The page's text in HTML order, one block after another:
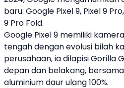
baru: Google Pixel 9, Pixel 9 Pro,
9 Pro Fold.
Google Pixel 9 memiliki
tengah dengan evolusi bilah
perusahaan, ia dilapisi Gorilla
depan dan belakang,
aluminium daur ulang 100%.